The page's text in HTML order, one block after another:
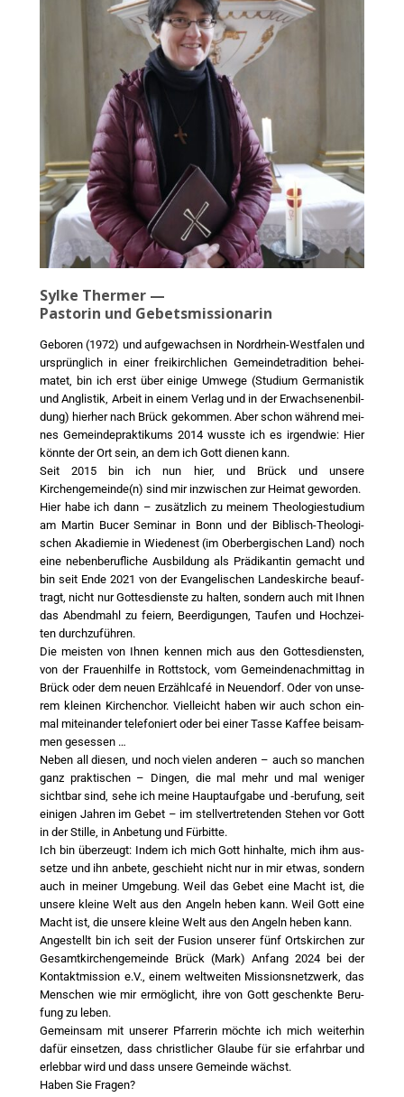
Sylke Thermer —
Pastorin und Gebetsmissionarin
Gebo­ren (1972) und auf­ge­wach­sen in Nord­rhein-West­fa­len und
ursprüng­lich in einer frei­kirch­li­chen Gemein­de­tra­di­ti­on behei­
ma­tet, bin ich erst über eini­ge Umwe­ge (Stu­di­um Ger­ma­nis­tik
und Anglis­tik, Arbeit in einem Ver­lag und in der Erwach­se­nen­bil­
dung) hier­her nach Brück gekom­men. Aber schon wäh­rend mei­
nes Gemein­de­prak­ti­kums 2014 wuss­te ich es irgend­wie: Hier
könn­te der Ort sein, an dem ich Gott die­nen kann.
Seit 2015 bin ich nun hier, und Brück und unse­re
Kirchengemeinde(n) sind mir inzwi­schen zur Hei­mat gewor­den.
Hier habe ich dann – zusätz­lich zu mei­nem Theo­lo­gie­stu­di­um
am Mar­tin Bucer Semi­nar in Bonn und der Biblisch-Theo­lo­gi­
schen Aka­die­mie in Wie­denest (im Ober­ber­gi­schen Land) noch
eine neben­be­ruf­li­che Aus­bil­dung als Prä­di­kan­tin gemacht und
bin seit Ende 2021 von der Evan­ge­li­schen Lan­des­kir­che beauf­
tragt, nicht nur Got­tes­diens­te zu hal­ten, son­dern auch mit Ihnen
das Abend­mahl zu fei­ern, Beer­di­gun­gen, Tau­fen und Hoch­zei­
ten durch­zu­füh­ren.
Die meis­ten von Ihnen ken­nen mich aus den Got­tes­diens­ten,
von der Frau­en­hil­fe in Rott­stock, vom Gemein­de­nach­mit­tag in
Brück oder dem neu­en Erzähl­ca­fé in Neu­en­dorf. Oder von unse­
rem klei­nen Kir­chen­chor. Viel­leicht haben wir auch schon ein­
mal mit­ein­an­der tele­fo­niert oder bei einer Tas­se Kaf­fee bei­sam­
men geses­sen …
Neben all die­sen, und noch vie­len ande­ren – auch so man­chen
ganz prak­ti­schen – Din­gen, die mal mehr und mal weni­ger
sicht­bar sind, sehe ich mei­ne Haupt­auf­ga­be und ‑beru­fung, seit
eini­gen Jah­ren im Gebet – im stell­ver­tre­ten­den Ste­hen vor Gott
in der Stil­le, in Anbe­tung und Für­bit­te.
Ich bin über­zeugt: Indem ich mich Gott hin­hal­te, mich ihm aus­
set­ze und ihn anbe­te, geschieht nicht nur in mir etwas, son­dern
auch in mei­ner Umge­bung. Weil das Gebet eine Macht ist, die
unse­re klei­ne Welt aus den Angeln heben kann. Weil Gott eine
Macht ist, die unse­re klei­ne Welt aus den Angeln heben kann.
Ange­stellt bin ich seit der Fusi­on unse­rer fünf Orts­kir­chen zur
Gesamt­kir­chen­ge­mein­de Brück (Mark) Anfang 2024 bei der
Kon­takt­mis­si­on e.V., einem welt­wei­ten Mis­si­ons­netz­werk, das
Men­schen wie mir ermög­licht, ihre von Gott geschenk­te Beru­
fung zu leben.
Gemein­sam mit unse­rer Pfar­re­rin möch­te ich mich wei­ter­hin
dafür ein­set­zen, dass christ­li­cher Glau­be für sie erfahr­bar und
erleb­bar wird und dass unse­re Gemein­de wächst.
Haben Sie Fra­gen?